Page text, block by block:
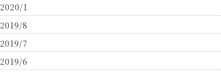
2020/1
2019/8
2019/7
2019/6